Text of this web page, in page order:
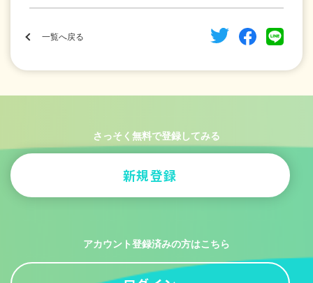
一覧へ戻る
さっそく無料で登録してみる
新規登録
アカウント登録済みの方はこちら